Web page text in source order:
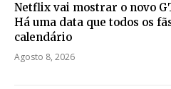
Netflix vai mostrar o novo
Há uma data que todos os
calendário
Agosto 8, 2026